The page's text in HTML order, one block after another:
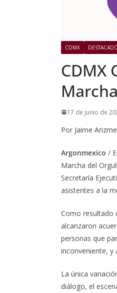
CDMX
CDMX
17 de junio de
Por Jaime
Argonmexico /
Marcha del
Secretaría
asistentes a la
Como resultado
alcanzaron
personas que
inconveniente, y
La única
diálogo, el